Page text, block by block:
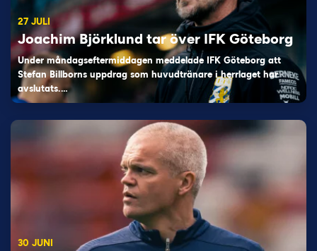
27 JULI
Joachim Björklund tar över IFK Göteborg
Under måndagseftermiddagen meddelade IFK Göteborg att
Stefan Billborns uppdrag som huvudtränare i herrlaget har
avslutats.…
30 JUNI